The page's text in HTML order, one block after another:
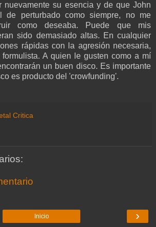
nuevamente su esencia y de que John
de perturbado como siempre, no me
como deseaba. Puede que mis
sido demasiado altas. En cualquier
rápidas con la agresión necesaria,
A quien le gusten como a mí
un buen disco. Es importante
es producto del 'crowfunding'.
Critica
›
Inicio